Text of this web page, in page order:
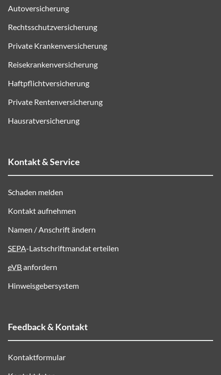
Autoversicherung
Rechtsschutzversicherung
Private Krankenversicherung
Reisekrankenversicherung
Haftpflichtversicherung
Private Rentenversicherung
Hausratversicherung
Kontakt & Service
Schaden melden
Kontakt aufnehmen
Namen / Anschrift ändern
SEPA-Lastschriftmandat erteilen
eVBanfordern
Hinweisgebersystem
Feedback & Kontakt
Kontaktformular